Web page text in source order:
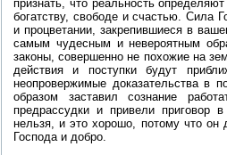
признать, что реальность
богатству, свободе и счастью. Сила
и процветании, закрепившиеся в
самым чудесным и невероятным
законы, совершенно не похожие на
действия и поступки будут
неопровержимые доказательства в
образом заставил сознание
предрассудки и привели приговор
нельзя, и это хорошо, потому что он
Господа и добро.